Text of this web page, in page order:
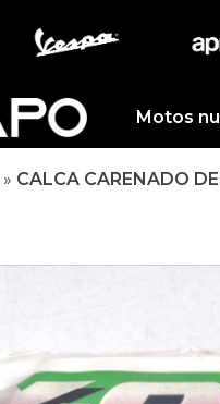
Motos
» CALCA CARENADO